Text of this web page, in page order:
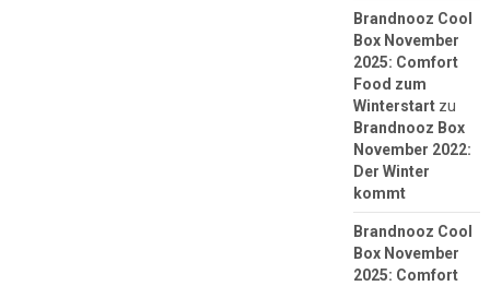
Brandnooz Cool
Box November
2025: Comfort
Food zum
Winterstartzu
Brandnooz Box
November 2022:
Der Winter
kommt
Brandnooz Cool
Box November
2025: Comfort